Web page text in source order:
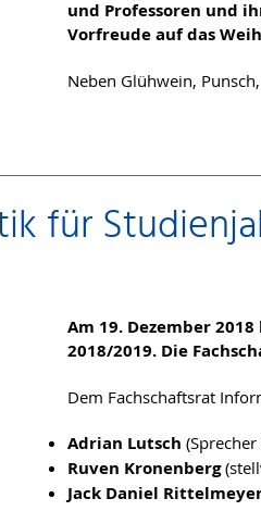
und Professoren und
Vorfreude auf das
Neben Glühwein,
für
Am 19. Dezember
2018/2019. Die
Dem Fachschaftsrat
Adrian Lutsch
Ruven Kronenberg
Jack Daniel